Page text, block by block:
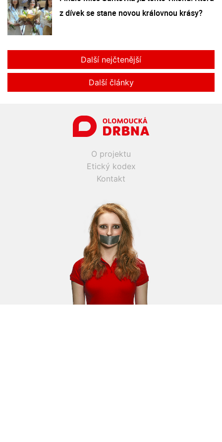
z dívek se stane novou královnou krásy?
Další nejčtenější
Další články
O projektu
Etický kodex
Kontakt